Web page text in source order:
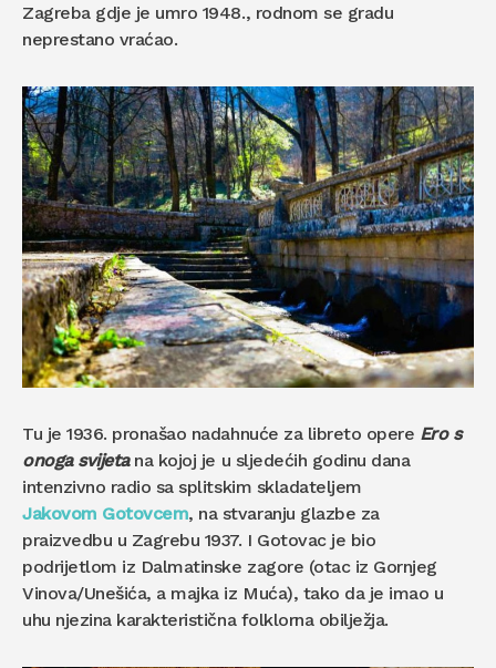
Zagreba gdje je umro 1948., rodnom se gradu
neprestano vraćao.
Tu je 1936. pronašao nadahnuće za libreto opere Ero s
onoga svijetana kojoj je u sljedećih godinu dana
intenzivno radio sa splitskim skladateljem
Jakovom Gotovcem, na stvaranju glazbe za
praizvedbu u Zagrebu 1937. I Gotovac je bio
podrijetlom iz Dalmatinske zagore (otac iz Gornjeg
Vinova/Unešića, a majka iz Muća), tako da je imao u
uhu njezina karakteristična folklorna obilježja.